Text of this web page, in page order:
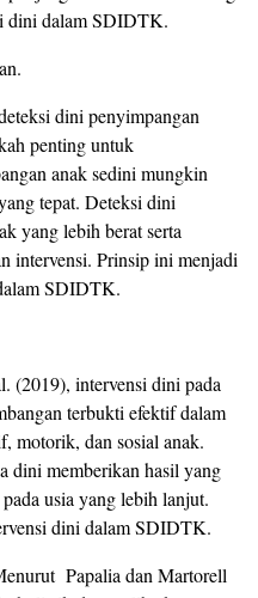
dini dalam SDIDTK.
dini penyimpangan
penting untuk
anak sedini mungkin
tepat. Deteksi dini
yang lebih berat serta
intervensi. Prinsip ini menjadi
SDIDTK.
(2019), intervensi dini pada
terbukti efektif dalam
motorik, dan sosial anak.
dini memberikan hasil yang
usia yang lebih lanjut.
dini dalam SDIDTK.
Papalia dan Martorell